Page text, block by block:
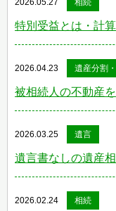
特別受益とは・計
2026.04.23 遺産分割
被相続人の不動産
2026.03.25 遺言
遺言書なしの遺産
2026.02.24 相続